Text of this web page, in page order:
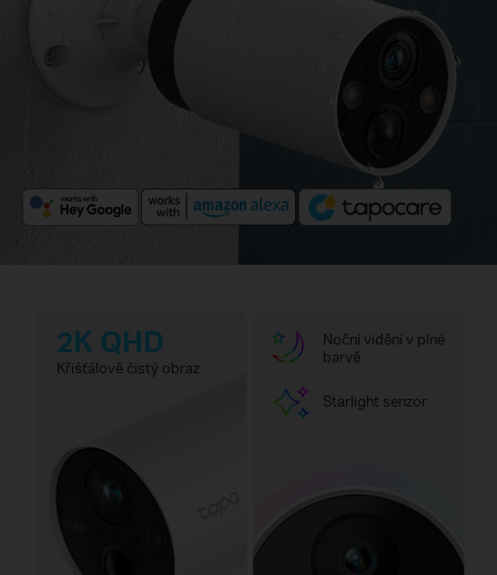
2K QHD
Křišťálově čistý obraz
Noční vidění v plné
barvě
Starlight senzor